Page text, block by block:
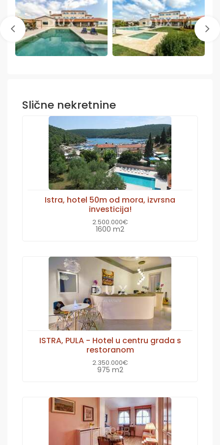
Slične nekretnine
Istra, hotel 50m od mora, izvrsna
investicija!
2.500.000€
1600 m2
ISTRA, PULA - Hotel u centru grada s
restoranom
2.350.000€
975 m2